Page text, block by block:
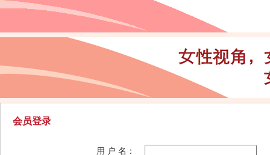
会员登录
用 户 名：